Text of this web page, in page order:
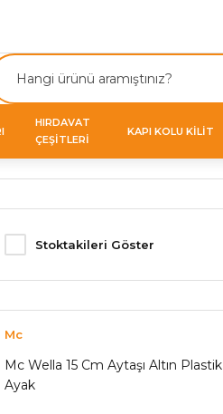
HIRDAVAT
ÇEŞİTLERİ
KAPI KOLU KİLİT
Stoktakileri Göster
Mc
Mc Wella 15 Cm Aytaşı Altın Plastik
Ayak